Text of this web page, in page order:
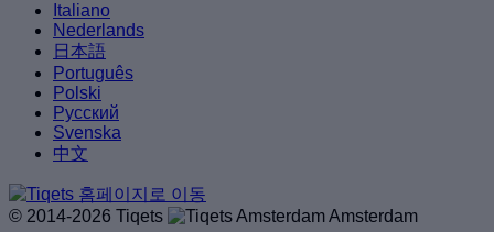
Italiano
Nederlands
日本語
Português
Polski
Русский
Svenska
中文
© 2014-2026 Tiqets
Amsterdam